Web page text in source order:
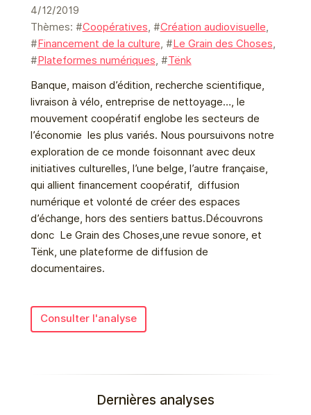
4/12/2019
Thèmes: #Coopératives, #Création audiovisuelle,
#Financement de la culture, #Le Grain des Choses,
#Plateformes numériques, #Tënk
Banque, maison d’édition, recherche scientifique,
livraison à vélo, entreprise de nettoyage…, le
mouvement coopératif englobe les secteurs de
l’économie les plus variés. Nous poursuivons notre
exploration de ce monde foisonnant avec deux
initiatives culturelles, l’une belge, l’autre française,
qui allient financement coopératif, diffusion
numérique et volonté de créer des espaces
d’échange, hors des sentiers battus.Découvrons
donc Le Grain des Choses,une revue sonore, et
Tënk, une plateforme de diffusion de
documentaires.
Consulter l'analyse
Dernières analyses